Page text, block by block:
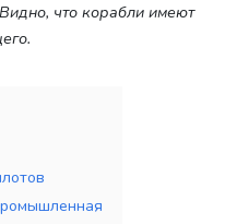
что корабли имеют